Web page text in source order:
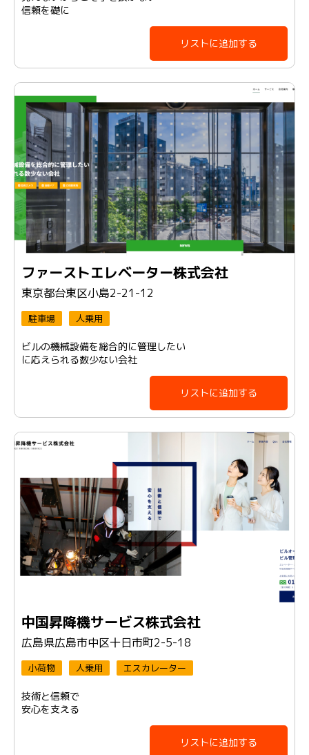
信頼を礎に
リストに追加する
ファーストエレベーター株式会社
東京都台東区小島2-21-12
駐車場 人乗用
ビルの機械設備を総合的に管理したい
に応えられる数少ない会社
リストに追加する
中国昇降機サービス株式会社
広島県広島市中区⼗⽇市町2-5-18
小荷物 人乗用 エスカレーター
技術と信頼で
安心を支える
リストに追加する